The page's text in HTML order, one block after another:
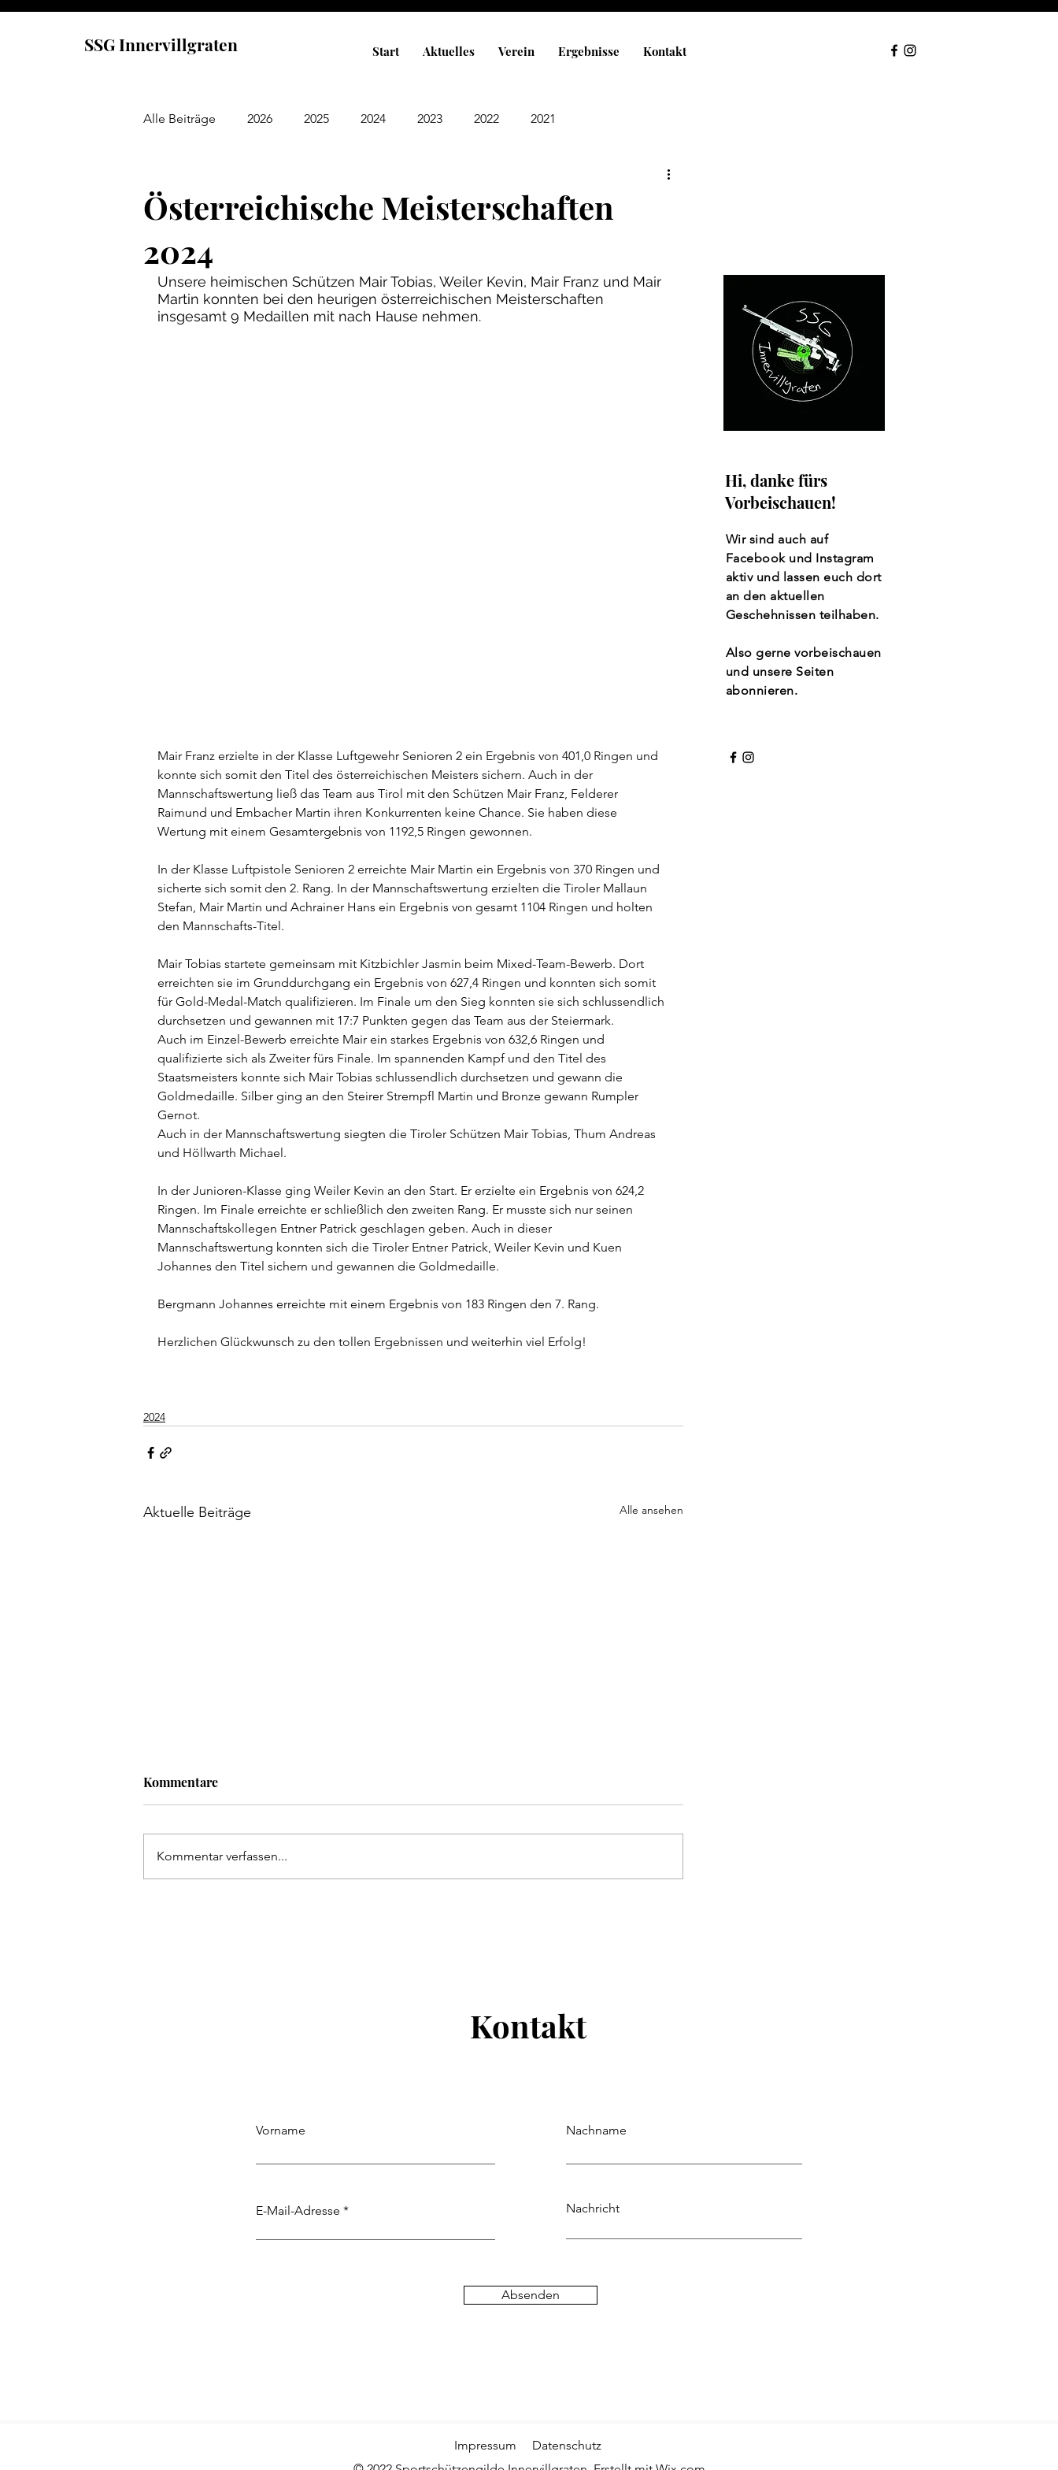
SSG Innervillgraten Start Aktuelles Verein Ergebnisse Kontakt
Alle Beiträge 2026 2025 2024 2023 2022 2021
Österreichische Meisterschaften
2024
Unsere heimischen Schützen Mair Tobias, Weiler Kevin, Mair Franz und Mair
Martin konnten bei den heurigen österreichischen Meisterschaften
insgesamt 9 Medaillen mit nach Hause nehmen.
Mair Franz erzielte in der Klasse Luftgewehr Senioren 2 ein Ergebnis von 401,0 Ringen und
konnte sich somit den Titel des österreichischen Meisters sichern. Auch in der
Mannschaftswertung ließ das Team aus Tirol mit den Schützen Mair Franz, Felderer
Raimund und Embacher Martin ihren Konkurrenten keine Chance. Sie haben diese
Wertung mit einem Gesamtergebnis von 1192,5 Ringen gewonnen.
In der Klasse Luftpistole Senioren 2 erreichte Mair Martin ein Ergebnis von 370 Ringen und
sicherte sich somit den 2. Rang. In der Mannschaftswertung erzielten die Tiroler Mallaun
Stefan, Mair Martin und Achrainer Hans ein Ergebnis von gesamt 1104 Ringen und holten
den Mannschafts-Titel.
Mair Tobias startete gemeinsam mit Kitzbichler Jasmin beim Mixed-Team-Bewerb. Dort
erreichten sie im Grunddurchgang ein Ergebnis von 627,4 Ringen und konnten sich somit
für Gold-Medal-Match qualifizieren. Im Finale um den Sieg konnten sie sich schlussendlich
durchsetzen und gewannen mit 17:7 Punkten gegen das Team aus der Steiermark.
Auch im Einzel-Bewerb erreichte Mair ein starkes Ergebnis von 632,6 Ringen und
qualifizierte sich als Zweiter fürs Finale. Im spannenden Kampf und den Titel des
Staatsmeisters konnte sich Mair Tobias schlussendlich durchsetzen und gewann die
Goldmedaille. Silber ging an den Steirer Strempfl Martin und Bronze gewann Rumpler
Gernot.
Auch in der Mannschaftswertung siegten die Tiroler Schützen Mair Tobias, Thum Andreas
und Höllwarth Michael.
In der Junioren-Klasse ging Weiler Kevin an den Start. Er erzielte ein Ergebnis von 624,2
Ringen. Im Finale erreichte er schließlich den zweiten Rang. Er musste sich nur seinen
Mannschaftskollegen Entner Patrick geschlagen geben. Auch in dieser
Mannschaftswertung konnten sich die Tiroler Entner Patrick, Weiler Kevin und Kuen
Johannes den Titel sichern und gewannen die Goldmedaille.
Bergmann Johannes erreichte mit einem Ergebnis von 183 Ringen den 7. Rang.
Herzlichen Glückwunsch zu den tollen Ergebnissen und weiterhin viel Erfolg!
2024
Aktuelle Beiträge Alle ansehen
Kommentare
Kommentar verfassen...
Hi, danke fürs
Vorbeischauen!
Wir sind auch auf
Facebook und Instagram
aktiv und lassen euch dort
an den aktuellen
Geschehnissen teilhaben.
Also gerne vorbeischauen
und unsere Seiten
abonnieren.
Kontakt
Vorname
E-Mail-Adresse
Nachname
Nachricht
Absenden
Impressum
Datenschutz